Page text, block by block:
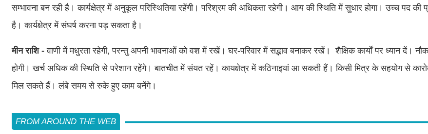
सम्भावना बन रही है। कार्यक्षेत्र में अनुकूल परिस्थितिया रहेंगी। परिश्रम की अधिकता रहेगी। आय की स्थिति में सुधार होगा। उच्च पद की
है। कार्यक्षेत्र में संघर्ष करना पड़ सकता है।
मीन राशि -वाणी में मधुरता रहेगी, परन्तु अपनी भावनाओं को वश में रखें। घर-परिवार में सद्भाव बनाकर रखें। शैक्षिक कार्यों पर ध्यान दें।
होगी। खर्च अधिक की स्थिति से परेशान रहेंगे। बातचीत में संयत रहें। कायक्षेत्र में कठिनाइयां आ सकती हैं। किसी मित्र के सहयोग से
मिल सकते हैं। लंबे समय से रुके हुए काम बनेंगे।
FROM AROUND THE WEB